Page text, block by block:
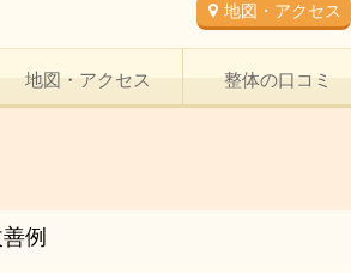
地図・アクセス
地図・アクセス 整体の口コミ
例